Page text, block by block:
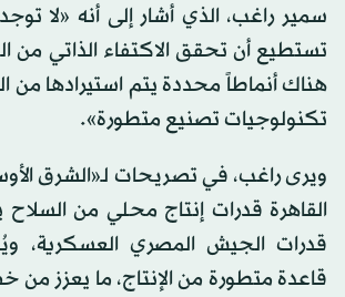
سمير راغب، الذي أشار إلى أنه «لا
تستطيع أن تحقق الاكتفاء الذاتي من
هناك أنماطاً محددة يتم استيرادها من
تكنولوجيات تصنيع متطورة».
ويرى راغب، في تصريحات لـ«الشرق
القاهرة قدرات إنتاج محلي من
قدرات الجيش المصري العسكرية،
قاعدة متطورة من الإنتاج، ما يعزز